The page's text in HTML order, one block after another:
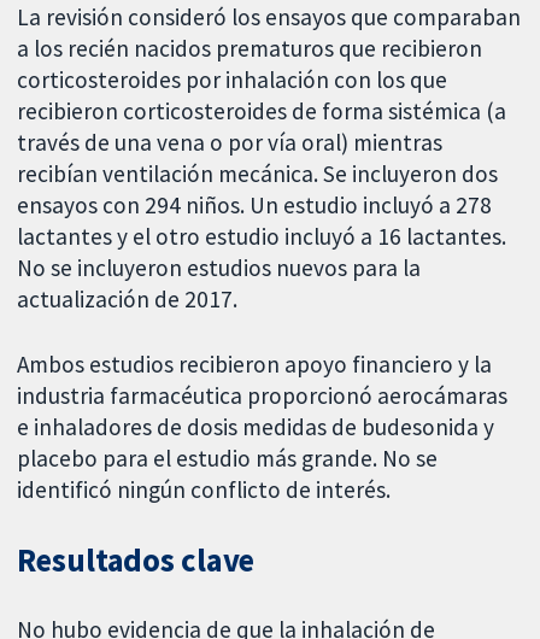
La revisión consideró los ensayos que comparaban
a los recién nacidos prematuros que recibieron
corticosteroides por inhalación con los que
recibieron corticosteroides de forma sistémica (a
través de una vena o por vía oral) mientras
recibían ventilación mecánica. Se incluyeron dos
ensayos con 294 niños. Un estudio incluyó a 278
lactantes y el otro estudio incluyó a 16 lactantes.
No se incluyeron estudios nuevos para la
actualización de 2017.
Ambos estudios recibieron apoyo financiero y la
industria farmacéutica proporcionó aerocámaras
e inhaladores de dosis medidas de budesonida y
placebo para el estudio más grande. No se
identificó ningún conflicto de interés.
Resultados clave
No hubo evidencia de que la inhalación de